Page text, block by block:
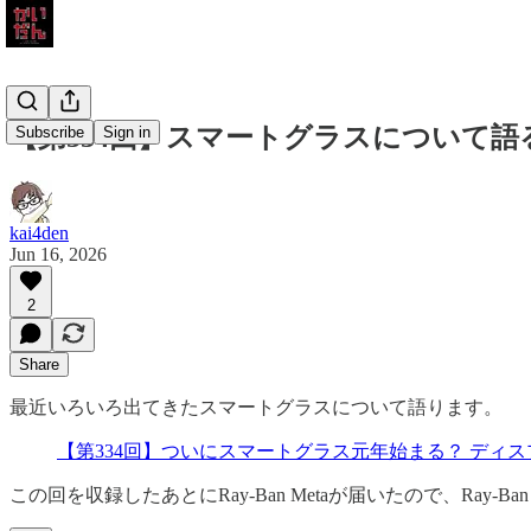
Subscribe Sign in
【第334回】スマートグラスについて語
kai4den
Jun 16, 2026
2
Share
最近いろいろ出てきたスマートグラスについて語ります。
【第334回】ついにスマートグラス元年始まる？ ディ
この回を収録したあとにRay-Ban Metaが届いたので、Ray-